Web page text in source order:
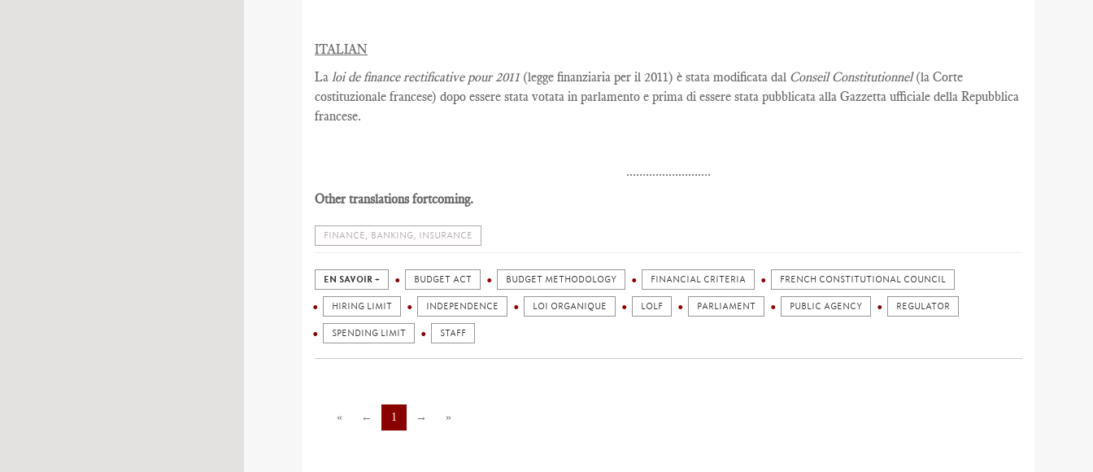
ITALIAN
La loi de finance rectificative pour 2011 (legge finanziaria per il 2011) è stata modificata dal Conseil Constitutionnel(la Corte
costituzionale francese) dopo essere stata votata in parlamento e prima di essere stata pubblicata alla Gazzetta ufficiale della Repubblica
francese.
..........................
Other translations fortcoming.
FINANCE, BANKING, INSURANCE
EN SAVOIR + BUDGET ACT BUDGET METHODOLOGY FINANCIAL CRITERIA FRENCH CONSTITUTIONAL COUNCIL
HIRING LIMIT INDEPENDENCE LOI ORGANIQUE LOLF PARLIAMENT PUBLIC AGENCY REGULATOR
SPENDING LIMIT STAFF
« ← 1 → »